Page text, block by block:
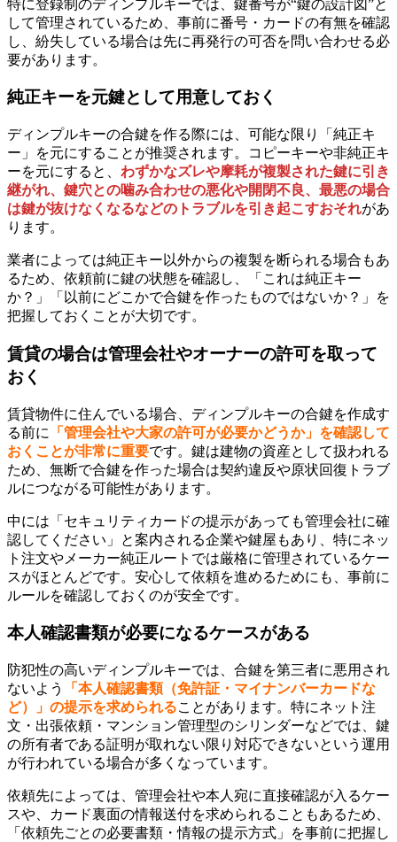
特に登録制のディンプルキーでは、鍵番号が“鍵の設計図”と
して管理されているため、事前に番号・カードの有無を確認
し、紛失している場合は先に再発行の可否を問い合わせる必
要があります。
純正キーを元鍵として用意しておく
ディンプルキーの合鍵を作る際には、可能な限り「純正キ
ー」を元にすることが推奨されます。コピーキーや非純正キ
ーを元にすると、 わずかなズレや摩耗が複製された鍵に引き
継がれ、鍵穴との噛み合わせの悪化や開閉不良、最悪の場合
は鍵が抜けなくなるなどのトラブルを引き起こすおそれがあ
ります。
業者によっては純正キー以外からの複製を断られる場合もあ
るため、依頼前に鍵の状態を確認し、「これは純正キー
か？」「以前にどこかで合鍵を作ったものではないか？」を
把握しておくことが大切です。
賃貸の場合は管理会社やオーナーの許可を取って
おく
賃貸物件に住んでいる場合、ディンプルキーの合鍵を作成す
る前に
「管理会社や大家の許可が必要かどうか」を確認して
おくことが非常に重要です。鍵は建物の資産として扱われる
ため、無断で合鍵を作った場合は契約違反や原状回復トラブ
ルにつながる可能性があります。
中には「セキュリティカードの提示があっても管理会社に確
認してください」と案内される企業や鍵屋もあり、特にネッ
ト注文やメーカー純正ルートでは厳格に管理されているケー
スがほとんどです。安心して依頼を進めるためにも、事前に
ルールを確認しておくのが安全です。
本人確認書類が必要になるケースがある
防犯性の高いディンプルキーでは、合鍵を第三者に悪用され
ないよう
「本人確認書類（免許証・マイナンバーカードな
ど）」の提示を求められることがあります。特にネット注
文・出張依頼・マンション管理型のシリンダーなどでは、鍵
の所有者である証明が取れない限り対応できないという運用
が行われている場合が多くなっています。
依頼先によっては、管理会社や本人宛に直接確認が入るケー
スや、カード裏面の情報送付を求められることもあるため、
「依頼先ごとの必要書類・情報の提示方式」を事前に把握し